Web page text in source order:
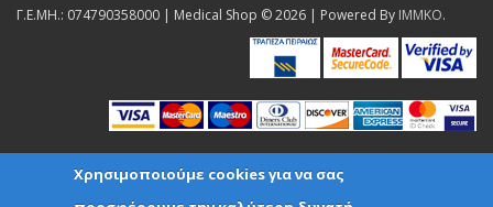
Γ.Ε.ΜΗ.: 074790358000 | Medical Shop © 2026 | Powered By IMMKO.
Χρησιμοποιούμε cookies για να σας